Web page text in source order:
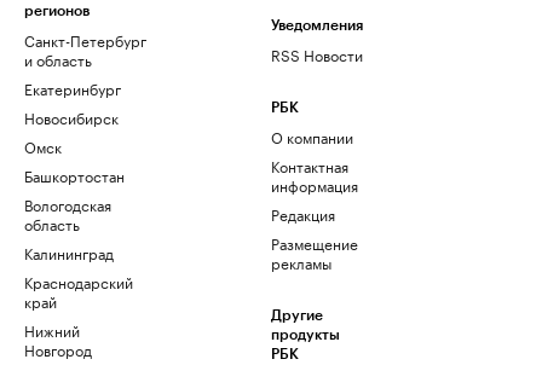
регионов
Санкт-Петербург
и область
Екатеринбург
Новосибирск
Омск
Башкортостан
Вологодская
область
Калининград
Краснодарский
край
Нижний
Новгород
Уведомления
RSS Новости
РБК
О компании
Контактная
информация
Редакция
Размещение
рекламы
Другие
продукты
РБК